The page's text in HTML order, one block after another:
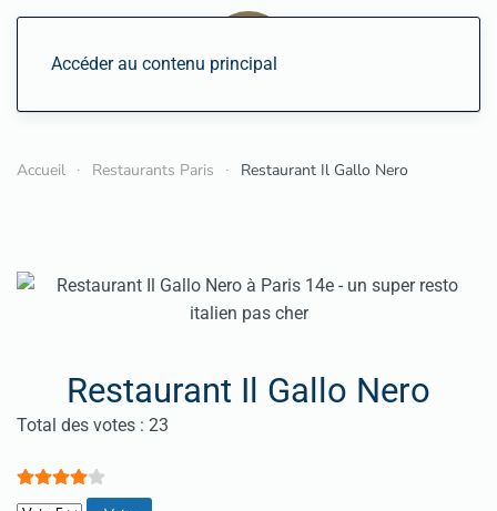
Accéder au contenu principal
Accueil Restaurants Paris Restaurant Il Gallo Nero
Restaurant Il Gallo Nero
Vote utilisateur:4/
Total des votes : 23